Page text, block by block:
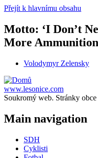
Přejít k hlavnímu obsahu
Motto: ‘I Don’t
More
Volodymyr Zelensky
www.lesonice.com
Soukromý web. Stránky obce
Main navigation
SDH
Cyklisti